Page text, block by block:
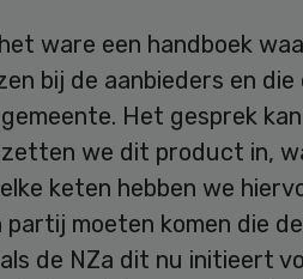
ware een handboek
bij de aanbieders en die
Het gesprek
zetten we dit product in,
keten hebben we
moeten komen die
de NZa dit nu initieert